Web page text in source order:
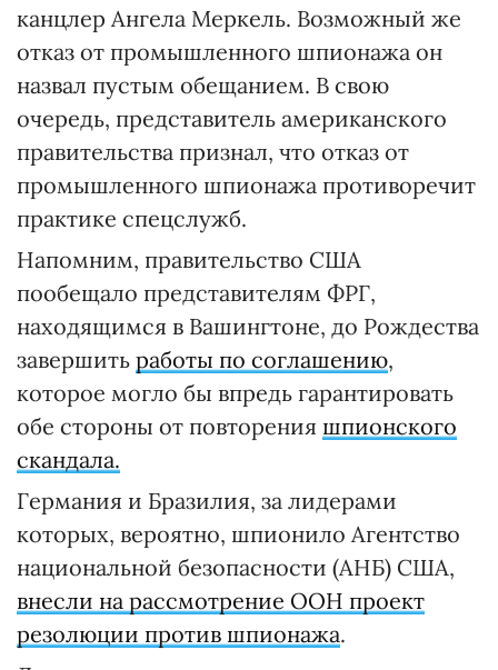
канцлер Ангела Меркель. Возможный же
отказ от промышленного шпионажа он
назвал пустым обещанием. В свою
очередь, представитель американского
правительства признал, что отказ от
промышленного шпионажа противоречит
практике спецслужб.
Напомним, правительство США
пообещало представителям ФРГ,
находящимся в Вашингтоне, до Рождества
завершить работы по соглашению,
которое могло бы впредь гарантировать
обе стороны от повторения шпионского
скандала.
Германия и Бразилия, за лидерами
которых, вероятно, шпионило Агентство
национальной безопасности (АНБ) США,
внесли на рассмотрение ООН проект
резолюции против шпионажа.